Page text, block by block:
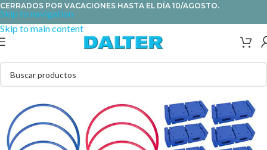
Skip to navigation
Skip to main content
CERRADOS POR VACACIONES HASTA EL DÍA 10/AGOSTO.